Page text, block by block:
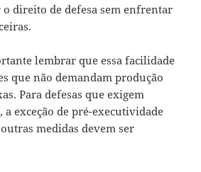
o direito de defesa sem enfrentar
lembrar que essa facilidade
que não demandam produção
Para defesas que exigem
exceção de pré-executividade
medidas devem ser